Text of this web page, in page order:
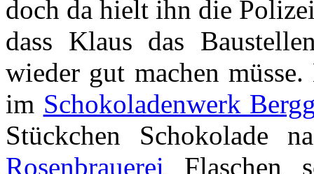
doch da hielt ihn die
dass Klaus das
wieder gut machen
im Schokoladenwerk
Stückchen Schokolade
Rosenbrauerei Flaschen